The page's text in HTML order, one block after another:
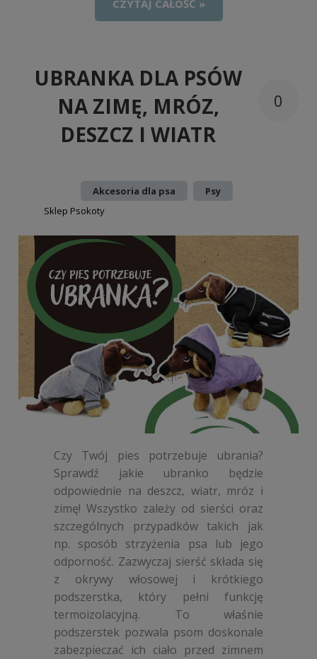
CZYTAJ CAŁOŚĆ »
UBRANKA DLA PSÓW
NA ZIMĘ, MRÓZ,
DESZCZ I WIATR
0
Akcesoria dla psa
Psy
Sklep Psokoty
Czy Twój pies potrzebuje ubrania?
Sprawdź jakie ubranko będzie
odpowiednie na deszcz, wiatr, mróz i
zimę! Wszystko zależy od sierści oraz
szczególnych przypadków takich jak
np. sposób strzyżenia psa lub jego
odporność. Zazwyczaj sierść składa się
z okrywy włosowej i krótkiego
podszerstka, który pełni funkcję
termoizolacyjną. To właśnie
podszerstek pozwala psom doskonale
zabezpieczać ich ciało przed zimnem